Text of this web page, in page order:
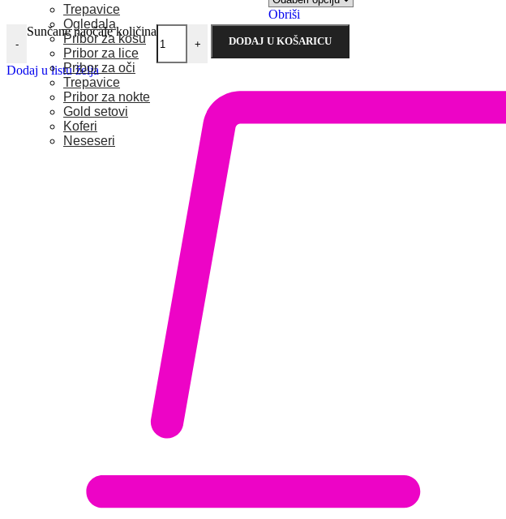
Trepavice
Ogledala
Pribor za kosu
Pribor za lice
Pribor za oči
Trepavice
Pribor za nokte
Gold setovi
Koferi
Neseseri
Obriši
-
Sunčane naočale količina
+ DODAJ U KOŠARICU
Dodaj u listu želja